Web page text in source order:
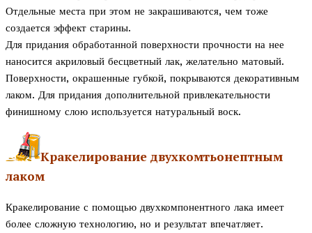
Отдельные места при этом не закрашиваются, чем тоже
создается эффект старины.
Для придания обработанной поверхности прочности на нее
наносится акриловый бесцветный лак, желательно матовый.
Поверхности, окрашенные губкой, покрываются декоративным
лаком. Для придания дополнительной привлекательности
финишному слою используется натуральный воск.
Кракелирование двухкомтьонептным
лаком
Кракелирование с помощью двухкомпонентного лака имеет
более сложную технологию, но и результат впечатляет.